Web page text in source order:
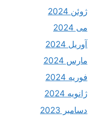
ژوئن 2024
می 2024
آوریل 2024
مارس 2024
فوریه 2024
ژانویه 2024
دسامبر 2023